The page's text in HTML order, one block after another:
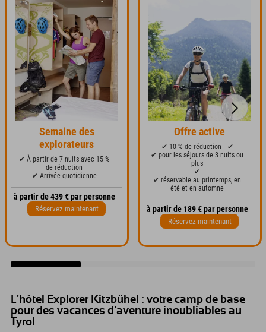
Semaine des
explorateurs
✔ À partir de 7 nuits avec 15 %
de réduction
✔ Arrivée quotidienne
à partir de 439 € par personne
Réservez maintenant
Offre active
✔ 10 % de réduction
✔
✔ pour les séjours de 3 nuits ou
plus
✔
✔ réservable au printemps, en
été et en automne
à partir de 189 € par personne
Réservez maintenant
L'hôtel Explorer Kitzbühel : votre camp de base
pour des vacances d'aventure inoubliables au
Tyrol